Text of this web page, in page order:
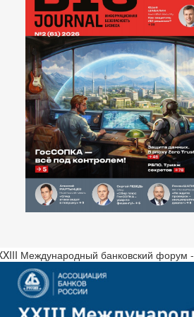
Международный банковский форум -